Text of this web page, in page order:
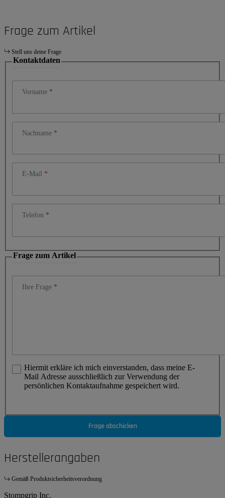
Frage zum Artikel
Stell uns deine Frage
Kontaktdaten
Vorname
Nachname
E-Mail
Telefon
Frage zum Artikel
Ihre Frage
Hiermit erkläre ich mich einverstanden, dass meine E-
Mail Adresse ausschließlich zur Verwendung der
persönlichen Kontaktaufnahme gespeichert wird.
Frage abschicken
Herstellerangaben
Gemäß Produktsicherheitsverordnung
Stompgrip Inc.